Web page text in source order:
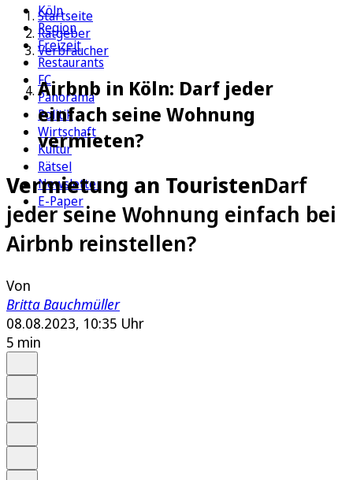
Köln
Region
Freizeit
Restaurants
FC
Panorama
Politik
Wirtschaft
Kultur
Rätsel
Newsletter
E-Paper
Startseite
Ratgeber
Verbraucher
Airbnb in Köln: Darf jeder
einfach seine Wohnung
vermieten?
Vermietung an TouristenDarf
jeder seine Wohnung einfach bei
Airbnb reinstellen?
Von
Britta Bauchmüller
08.08.2023, 10:35 Uhr
5 min